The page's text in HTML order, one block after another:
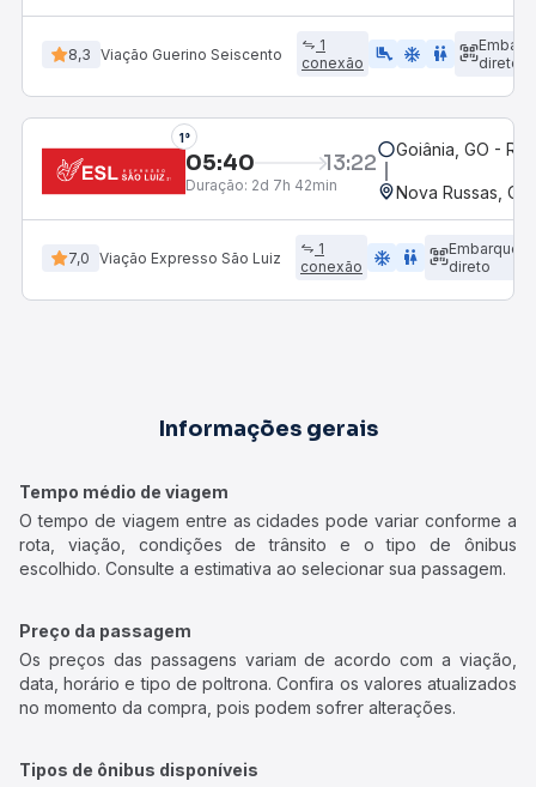
8,3 Viação Guerino Seiscento
1
conexão
airline_seat_legroom_extra ac_unit WC
direto
1°
05:40 13:22
Duração: 2d 7h 42min
Goiânia, GO -
Nova Russas, CE
7,0 Viação Expresso São Luiz
1
conexão
ac_unit wc
Embarque
direto
Informações gerais
Tempo médio de viagem
O tempo de viagem entre as cidades pode variar conforme a
rota, viação, condições de trânsito e o tipo de ônibus
escolhido. Consulte a estimativa ao selecionar sua passagem.
Preço da passagem
Os preços das passagens variam de acordo com a viação,
data, horário e tipo de poltrona. Confira os valores atualizados
no momento da compra, pois podem sofrer alterações.
Tipos de ônibus disponíveis